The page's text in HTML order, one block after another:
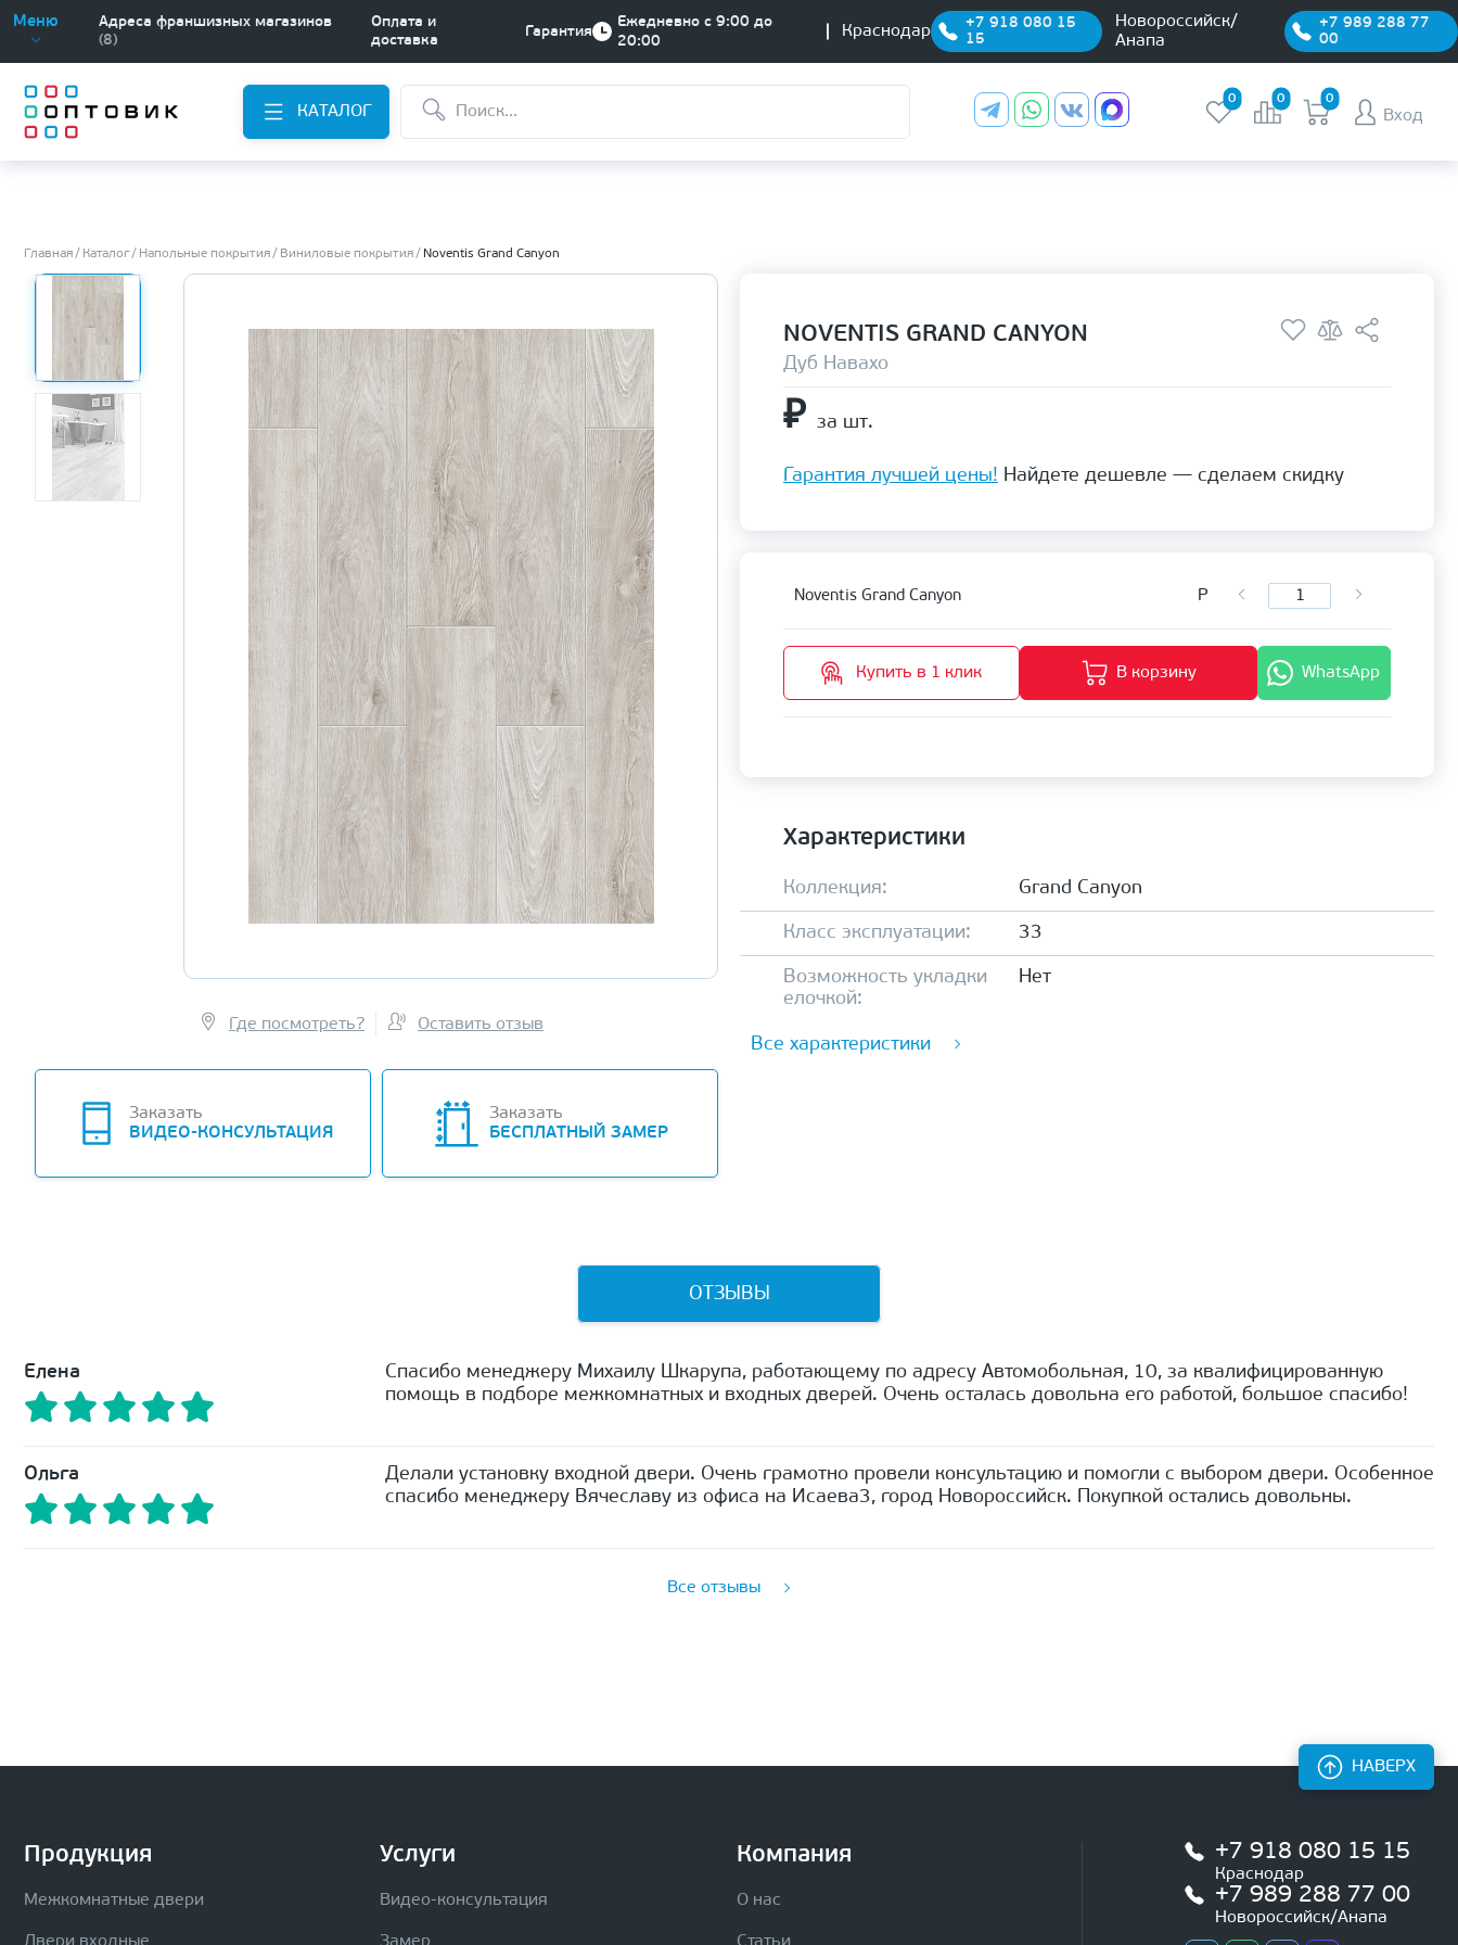
Меню
Адреса франшизных магазинов
(8)
Оплата и
доставка
Гарантия
Ежедневно с 9:00 до
20:00
Краснодар
+7 918 080 15
15
Новороссийск/
Анапа
+7 989 288 77
00
КАТАЛОГ
0 0 0
Вход
Главная Каталог Напольные покрытия Виниловые покрытия Noventis Grand Canyon
Где посмотреть? Оставить отзыв
Заказать
ВИДЕО-КОНСУЛЬТАЦИЯ
Заказать
БЕСПЛАТНЫЙ ЗАМЕР
NOVENTIS GRAND CANYON
Дуб Навахо
₽ за шт.
Гарантия лучшей цены! Найдете дешевле — сделаем скидку
Noventis Grand Canyon Р
Купить в 1 клик В корзину WhatsApp
Характеристики
Коллекция: Grand Canyon
Класс эксплуатации: 33
Возможность укладки
елочкой:
Нет
Все характеристики
ОТЗЫВЫ
Елена
Спасибо менеджеру Михаилу Шкарупа, работающему по адресу Автомобольная, 10, за квалифицированную
помощь в подборе межкомнатных и входных дверей. Очень осталась довольна его работой, большое спасибо!
Ольга
Делали установку входной двери. Очень грамотно провели консультацию и помогли с выбором двери. Особенное
спасибо менеджеру Вячеславу из офиса на Исаева3, город Новороссийск. Покупкой остались довольны.
Все отзывы
Продукция
Межкомнатные двери
Услуги
Видео-консультация
Компания
О нас
+7 918 080 15 15
Краснодар
+7 989 288 77 00
Новороссийск/Анапа
НАВЕРХ